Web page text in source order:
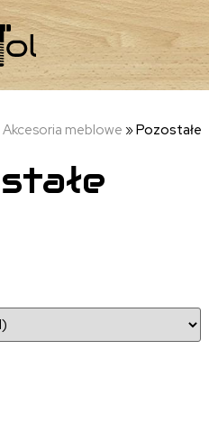
Akcesoria meblowe »Pozostałe